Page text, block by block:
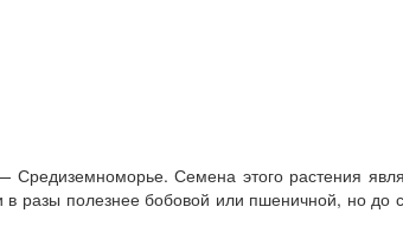
Семена этого растения
разы полезнее бобовой или пшеничной, но